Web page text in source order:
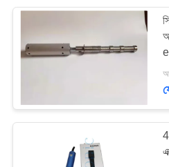
অতিস্বনক